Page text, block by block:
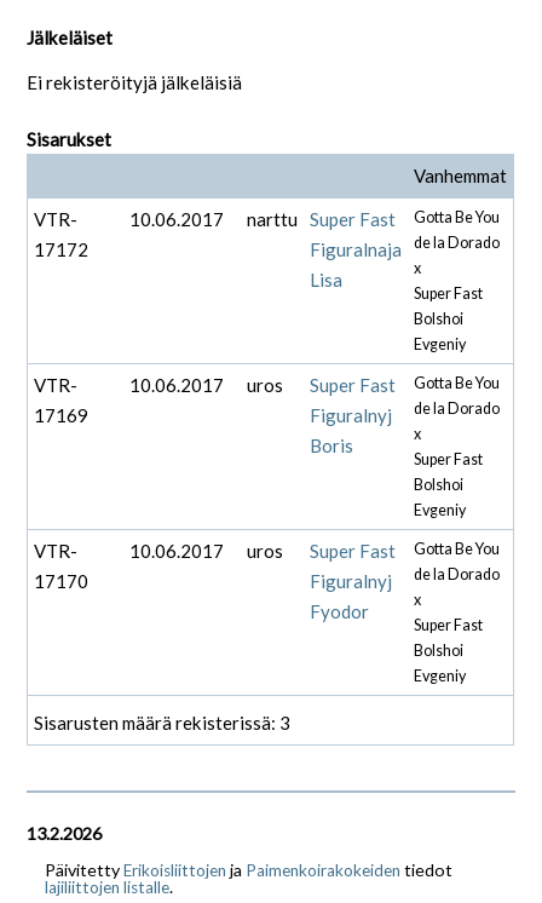
Jälkeläiset
Ei rekisteröityjä jälkeläisiä
Sisarukset
Vanhemmat
VTR-
17172
10.06.2017 narttu Super Fast
Figuralnaja
Lisa
Gotta Be You
de la Dorado
x
Super Fast
Bolshoi
Evgeniy
VTR-
17169
10.06.2017 uros
Super Fast
Figuralnyj
Boris
Gotta Be You
de la Dorado
x
Super Fast
Bolshoi
Evgeniy
VTR-
17170
10.06.2017 uros
Super Fast
Figuralnyj
Fyodor
Gotta Be You
de la Dorado
x
Super Fast
Bolshoi
Evgeniy
Sisarusten määrä rekisterissä: 3
13.2.2026
PäivitettyErikoisliittojen ja Paimenkoirakokeiden tiedot
lajiliittojen listalle.